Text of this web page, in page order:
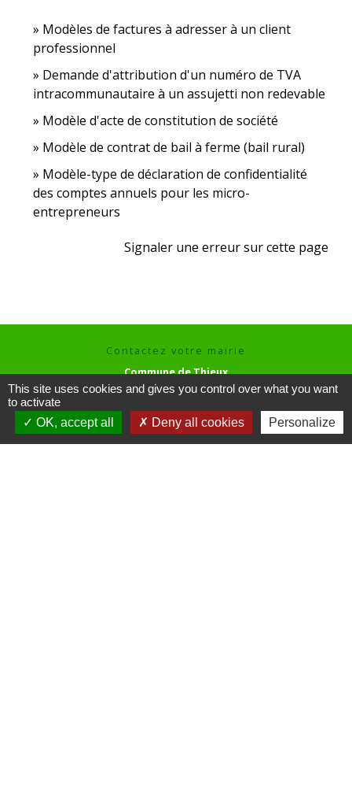
Modèles de factures à adresser à un client
professionnel
Demande d'attribution d'un numéro de TVA
intracommunautaire à un assujetti non redevable
Modèle d'acte de constitution de société
Modèle de contrat de bail à ferme (bail rural)
Modèle-type de déclaration de confidentialité
des comptes annuels pour les micro-
entrepreneurs
Signaler une erreur sur cette page
Contactez votre mairie
Commune de Thieux
3 rue des Hayes
+33 3 44 80 73 59
Contact par formulaire
This site uses cookies and gives you control over what you want
to activate
OK, accept all
Deny all cookies Personalize